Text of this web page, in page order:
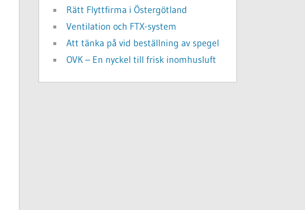
Rätt Flyttfirma i Östergötland
Ventilation och FTX-system
Att tänka på vid beställning av spegel
OVK – En nyckel till frisk inomhusluft